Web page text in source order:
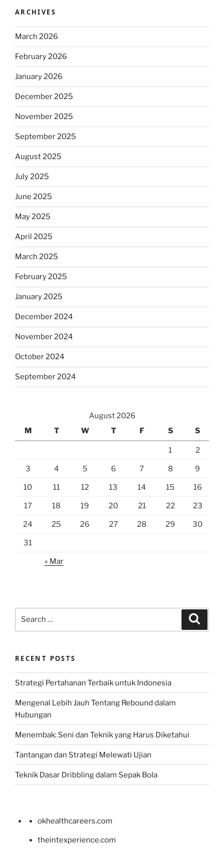
ARCHIVES
March 2026
February 2026
January 2026
December 2025
November 2025
September 2025
August 2025
July 2025
June 2025
May 2025
April 2025
March 2025
February 2025
January 2025
December 2024
November 2024
October 2024
September 2024
August 2026
M
T W T F S S
1 2
3 4 5 6 7 8 9
10 11 12 13 14 15 16
17 18 19 20 21 22 23
24 25 26 27 28 29 30
31
« Mar
RECENT POSTS
Strategi Pertahanan Terbaik untuk Indonesia
Mengenal Lebih Jauh Tentang Rebound dalam
Hubungan
Menembak: Seni dan Teknik yang Harus Diketahui
Tantangan dan Strategi Melewati Ujian
Teknik Dasar Dribbling dalam Sepak Bola
okhealthcareers.com
theintexperience.com